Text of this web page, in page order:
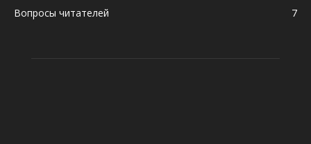
Вопросы читателей
7